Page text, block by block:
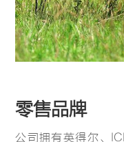
零售品牌
公司拥有英得尔、